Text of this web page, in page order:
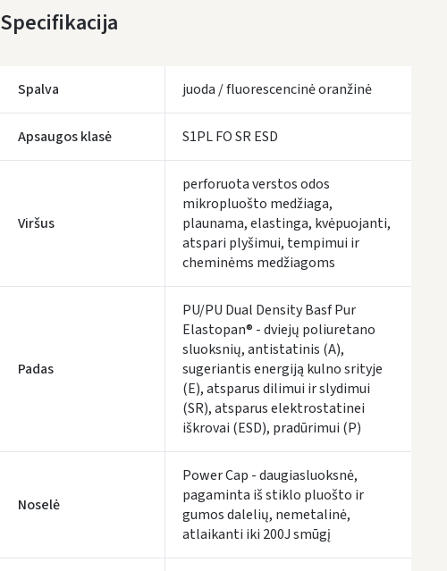
Pirmadienį, Rugpjūčio 10 d.
LP Express kurjeris- 4.00 €
Pirmadienį, Rugpjūčio 10 d.
IKI NEMOKAMO PRISTATYMO TRŪKSTA:80 €
* Pristatymo terminai yra preliminarūs ir gali priklausyti nuo kurjerių užimtumo.
Specifikacija
Spalva juoda / fluorescencinė oranžinė
Apsaugos klasė S1PL FO SR ESD
Viršus
perforuota verstos odos
mikropluošto medžiaga,
plaunama, elastinga, kvėpuojanti,
atspari plyšimui, tempimui ir
cheminėms medžiagoms
Padas
PU/PU Dual Density Basf Pur
Elastopan® - dviejų poliuretano
sluoksnių, antistatinis (A),
sugeriantis energiją kulno srityje
(E), atsparus dilimui ir slydimui
(SR), atsparus elektrostatinei
iškrovai (ESD), pradūrimui (P)
Noselė
Power Cap - daugiasluoksnė,
pagaminta iš stiklo pluošto ir
gumos dalelių, nemetalinė,
atlaikanti iki 200J smūgį